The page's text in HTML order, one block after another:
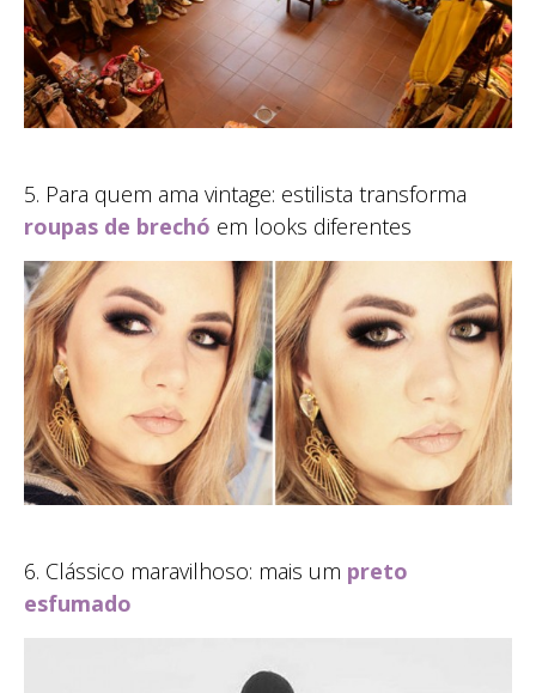
5. Para quem ama vintage: estilista transforma
roupas de brechó em looks diferentes
6. Clássico maravilhoso: mais um preto
esfumado